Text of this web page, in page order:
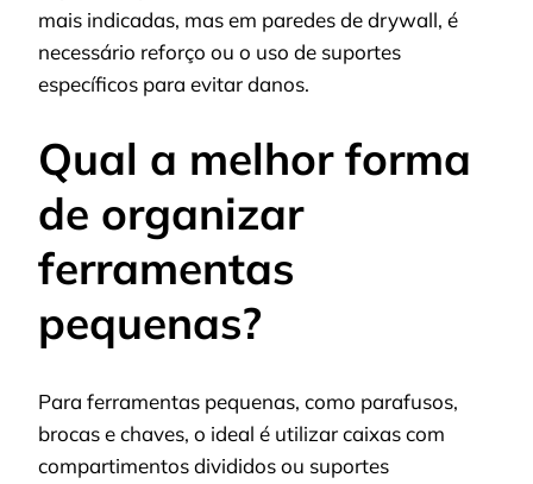
mais indicadas, mas em paredes de drywall, é
necessário reforço ou o uso de suportes
específicos para evitar danos.
Qual a melhor forma
de organizar
ferramentas
pequenas?
Para ferramentas pequenas, como parafusos,
brocas e chaves, o ideal é utilizar caixas com
compartimentos divididos ou suportes